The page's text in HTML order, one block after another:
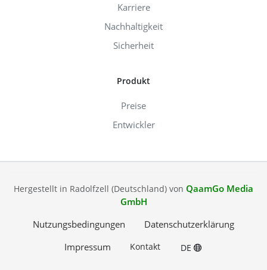
Karriere
Nachhaltigkeit
Sicherheit
Produkt
Preise
Entwickler
Hergestellt in Radolfzell (Deutschland) von QaamGo Media
GmbH
Nutzungsbedingungen
Datenschutzerklärung
Impressum
Kontakt DE